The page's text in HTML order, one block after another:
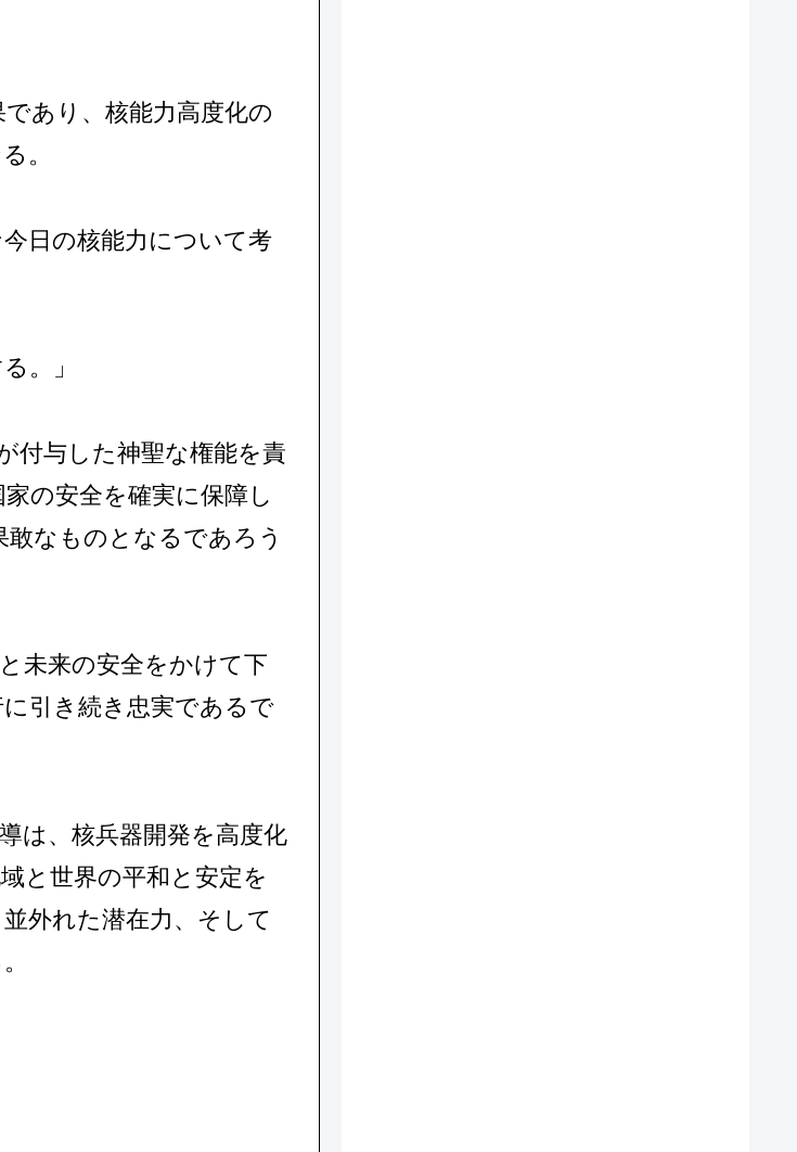
あり、核能力高度化の
。
日の核能力について考
。」
付与した神聖な権能を責
の安全を確実に保障し
なものとなるであろう
未来の安全をかけて下
引き続き忠実であるで
は、核兵器開発を高度化
と世界の平和と安定を
外れた潜在力、そして